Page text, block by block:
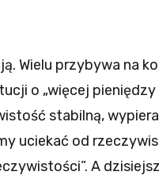
Wielu przybywa na
o „więcej
stabilną,
uciekać od
A